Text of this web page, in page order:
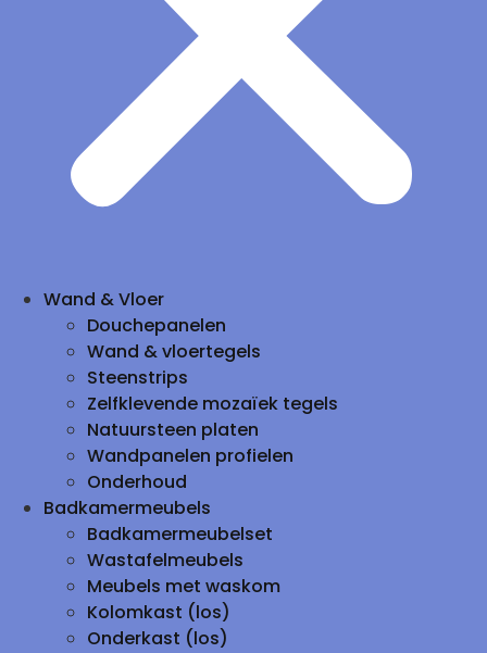
Wand & Vloer
Douchepanelen
Wand & vloertegels
Steenstrips
Zelfklevende mozaïek tegels
Natuursteen platen
Wandpanelen profielen
Onderhoud
Badkamermeubels
Badkamermeubelset
Wastafelmeubels
Meubels met waskom
Kolomkast (los)
Onderkast (los)